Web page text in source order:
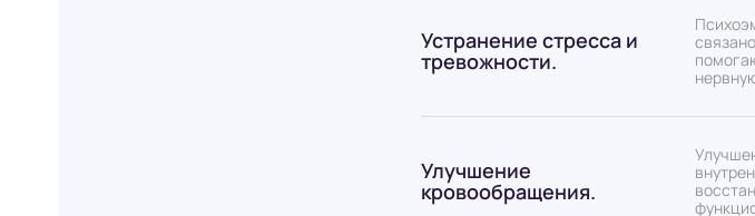
Устранение стресса и
тревожности.
Улучшение
кровообращения.